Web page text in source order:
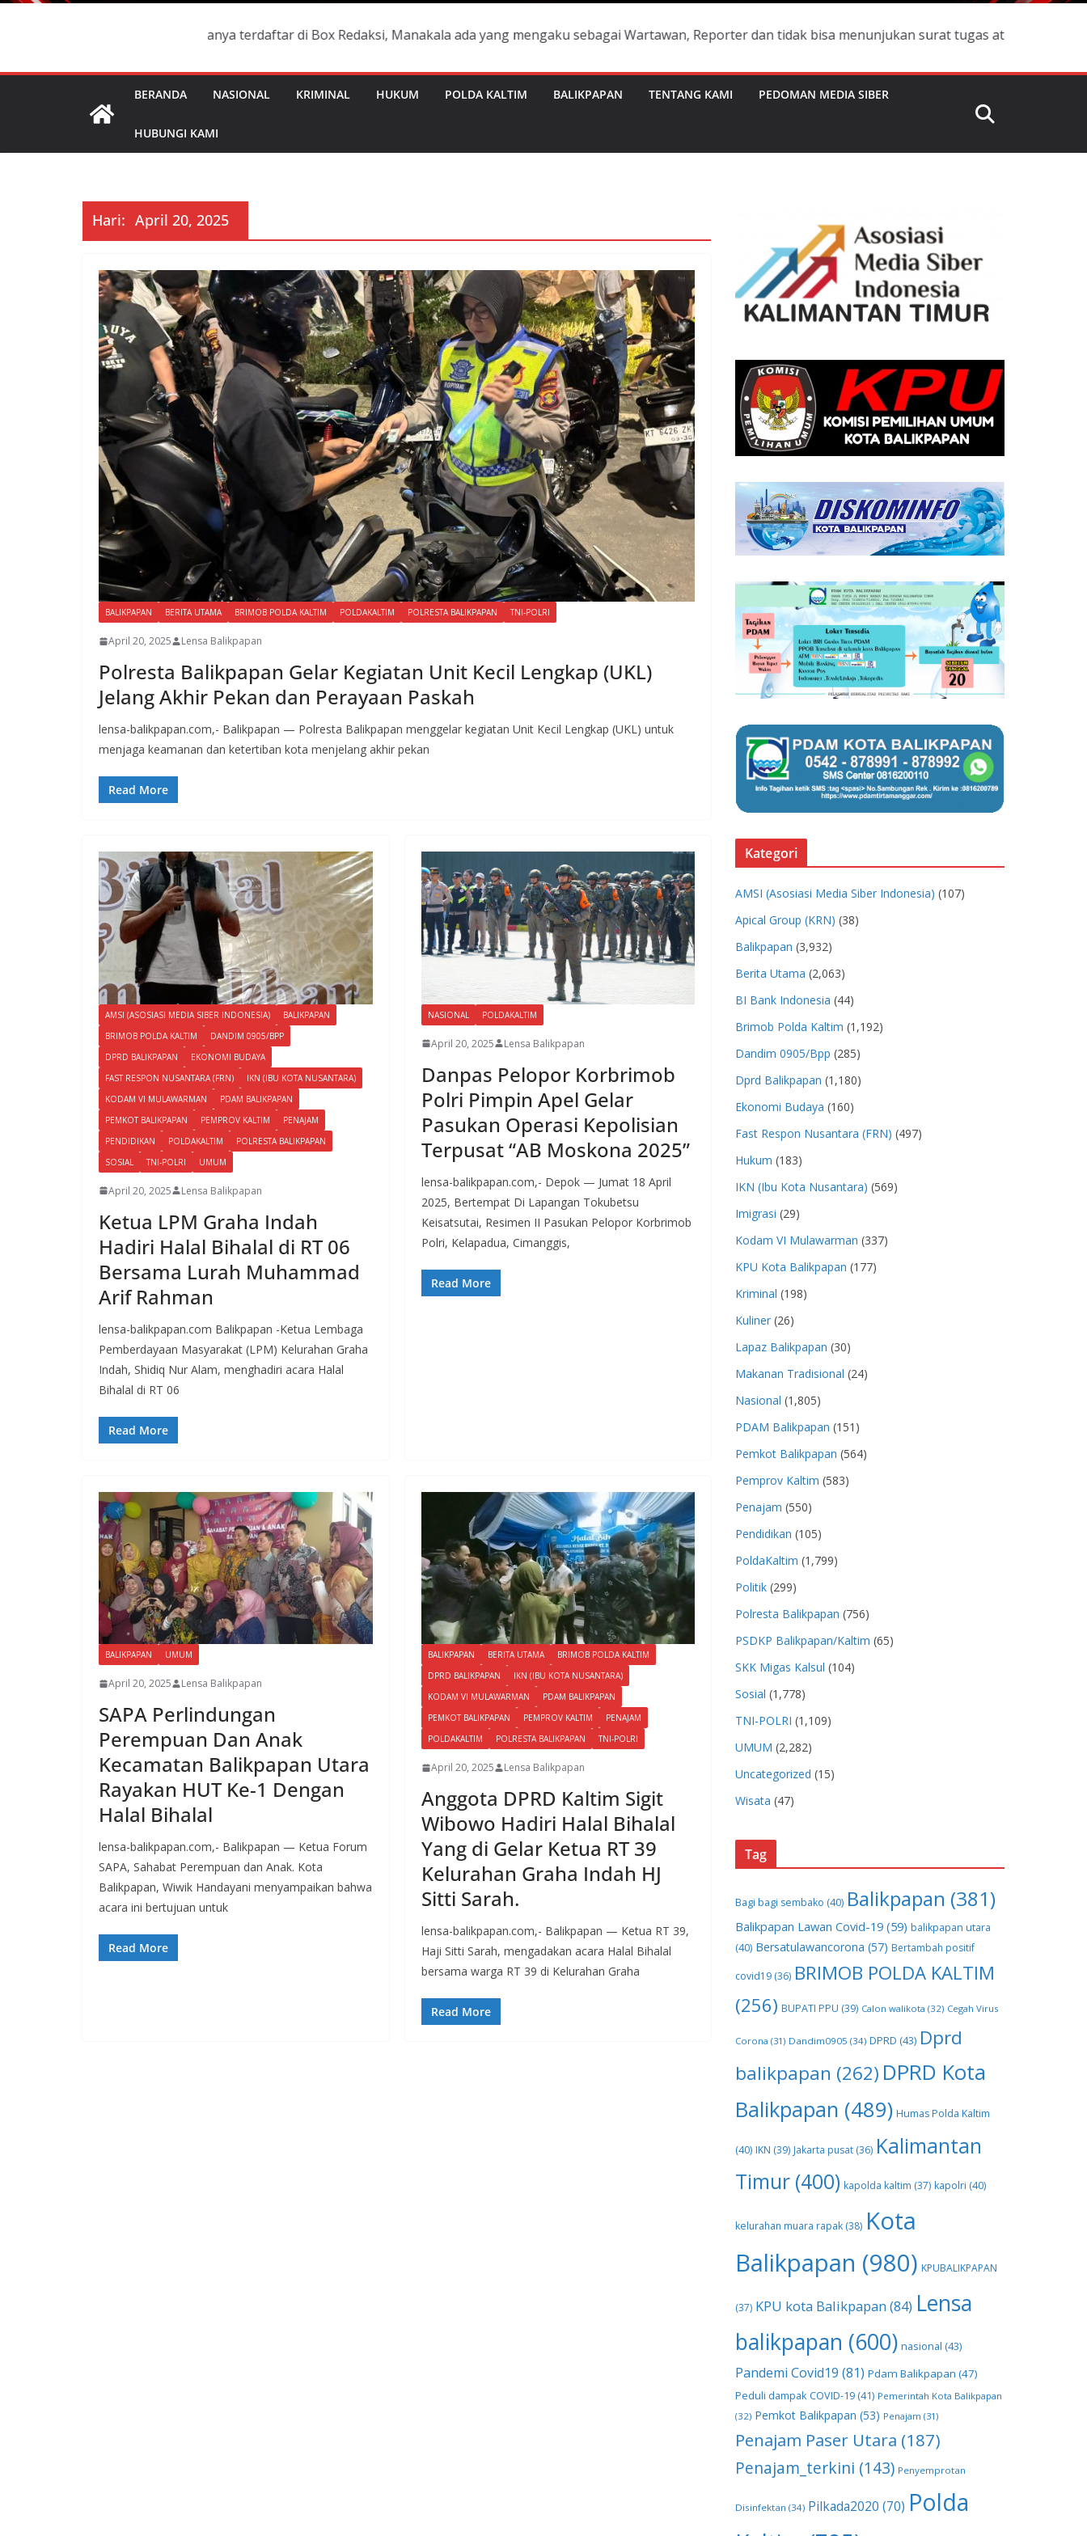
berlaku dan namanya terdaftar di Box Redaksi, Manakala ada yang mengaku sebagai Wartawan, Reporter dan tidak bisa menunjukan surat tugas atau Id Card Pers silahkan
BERANDA NASIONAL KRIMINAL HUKUM POLDA KALTIM BALIKPAPAN TENTANG KAMI PEDOMAN MEDIA SIBER
HUBUNGI KAMI
Hari: April 20, 2025
BALIKPAPAN BERITA UTAMA BRIMOB POLDA KALTIM POLDAKALTIM POLRESTA BALIKPAPAN TNI-POLRI
April 20, 2025 Lensa Balikpapan
Polresta Balikpapan Gelar Kegiatan Unit Kecil Lengkap (UKL)
Jelang Akhir Pekan dan Perayaan Paskah
lensa-balikpapan.com,- Balikpapan — Polresta Balikpapan menggelar kegiatan Unit Kecil Lengkap (UKL) untuk
menjaga keamanan dan ketertiban kota menjelang akhir pekan
Read More
AMSI (ASOSIASI MEDIA SIBER INDONESIA)
BALIKPAPAN
BRIMOB POLDA KALTIM
DANDIM 0905/BPP
DPRD BALIKPAPAN
EKONOMI BUDAYA
FAST RESPON NUSANTARA (FRN)
IKN (IBU KOTA NUSANTARA)
KODAM VI MULAWARMAN
PDAM BALIKPAPAN
PEMKOT BALIKPAPAN
PEMPROV KALTIM
PENAJAM
PENDIDIKAN
POLDAKALTIM
POLRESTA BALIKPAPAN
SOSIAL
TNI-POLRI UMUM
April 20, 2025 Lensa Balikpapan
Ketua LPM Graha Indah
Hadiri Halal Bihalal di RT 06
Bersama Lurah Muhammad
Arif Rahman
lensa-balikpapan.com Balikpapan -Ketua Lembaga
Pemberdayaan Masyarakat (LPM) Kelurahan Graha
Indah, Shidiq Nur Alam, menghadiri acara Halal
Bihalal di RT 06
Read More
NASIONAL POLDAKALTIM
April 20, 2025 Lensa Balikpapan
Danpas Pelopor Korbrimob
Polri Pimpin Apel Gelar
Pasukan Operasi Kepolisian
Terpusat “AB Moskona 2025”
lensa-balikpapan.com,- Depok — Jumat 18 April
2025, Bertempat Di Lapangan Tokubetsu
Keisatsutai, Resimen II Pasukan Pelopor Korbrimob
Polri, Kelapadua, Cimanggis,
Read More
BALIKPAPAN UMUM
April 20, 2025 Lensa Balikpapan
SAPA Perlindungan
Perempuan Dan Anak
Kecamatan Balikpapan Utara
Rayakan HUT Ke-1 Dengan
Halal Bihalal
lensa-balikpapan.com,- Balikpapan — Ketua Forum
SAPA, Sahabat Perempuan dan Anak. Kota
Balikpapan, Wiwik Handayani menyampaikan bahwa
acara ini bertujuan untuk
Read More
BALIKPAPAN BERITA UTAMA
BRIMOB POLDA KALTIM
DPRD BALIKPAPAN
IKN (IBU KOTA NUSANTARA)
KODAM VI MULAWARMAN
PDAM BALIKPAPAN
PEMKOT BALIKPAPAN
PEMPROV KALTIM
PENAJAM
POLDAKALTIM
POLRESTA BALIKPAPAN TNI-POLRI
April 20, 2025 Lensa Balikpapan
Anggota DPRD Kaltim Sigit
Wibowo Hadiri Halal Bihalal
Yang di Gelar Ketua RT 39
Kelurahan Graha Indah HJ
Sitti Sarah.
lensa-balikpapan.com,- Balikpapan — Ketua RT 39,
Haji Sitti Sarah, mengadakan acara Halal Bihalal
bersama warga RT 39 di Kelurahan Graha
Read More
Kategori
AMSI (Asosiasi Media Siber Indonesia) (107)
Apical Group (KRN) (38)
Balikpapan (3,932)
Berita Utama (2,063)
BI Bank Indonesia (44)
Brimob Polda Kaltim (1,192)
Dandim 0905/Bpp (285)
Dprd Balikpapan (1,180)
Ekonomi Budaya (160)
Fast Respon Nusantara (FRN) (497)
Hukum (183)
IKN (Ibu Kota Nusantara) (569)
Imigrasi (29)
Kodam VI Mulawarman (337)
KPU Kota Balikpapan (177)
Kriminal (198)
Kuliner (26)
Lapaz Balikpapan (30)
Makanan Tradisional (24)
Nasional (1,805)
PDAM Balikpapan (151)
Pemkot Balikpapan (564)
Pemprov Kaltim (583)
Penajam (550)
Pendidikan (105)
PoldaKaltim (1,799)
Politik (299)
Polresta Balikpapan (756)
PSDKP Balikpapan/Kaltim (65)
SKK Migas Kalsul (104)
Sosial (1,778)
TNI-POLRI (1,109)
UMUM (2,282)
Uncategorized (15)
Wisata (47)
Tag
Bagi bagi sembako (40) Balikpapan (381)
Balikpapan Lawan Covid-19 (59) balikpapan utara
(40) Bersatulawancorona (57) Bertambah positif
covid19 (36) BRIMOB POLDA KALTIM
(256) BUPATI PPU (39) Calon walikota (32) Cegah Virus
Corona (31) Dandim0905 (34) DPRD (43) Dprd
balikpapan (262) DPRD Kota
Balikpapan (489) Humas Polda Kaltim
(40) IKN (39) Jakarta pusat (36) Kalimantan
Timur (400) kapolda kaltim (37) kapolri (40)
kelurahan muara rapak (38) Kota
Balikpapan (980) KPUBALIKPAPAN
(37) KPU kota Balikpapan (84) Lensa
balikpapan (600) nasional (43)
Pandemi Covid19 (81) Pdam Balikpapan (47)
Peduli dampak COVID-19 (41) Pemerintah Kota Balikpapan
(32) Pemkot Balikpapan (53) Penajam (31)
Penajam Paser Utara (187)
Penajam_terkini (143) Penyemprotan
Disinfektan (34) Pilkada2020 (70) Polda